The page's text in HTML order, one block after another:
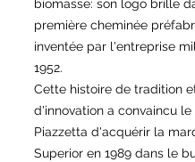
biomasse: son logo brille
première cheminée
inventée par l'entreprise
1952.
Cette histoire de tradition
d'innovation a convaincu le
Piazzetta d'acquérir la
Superior en 1989 dans le